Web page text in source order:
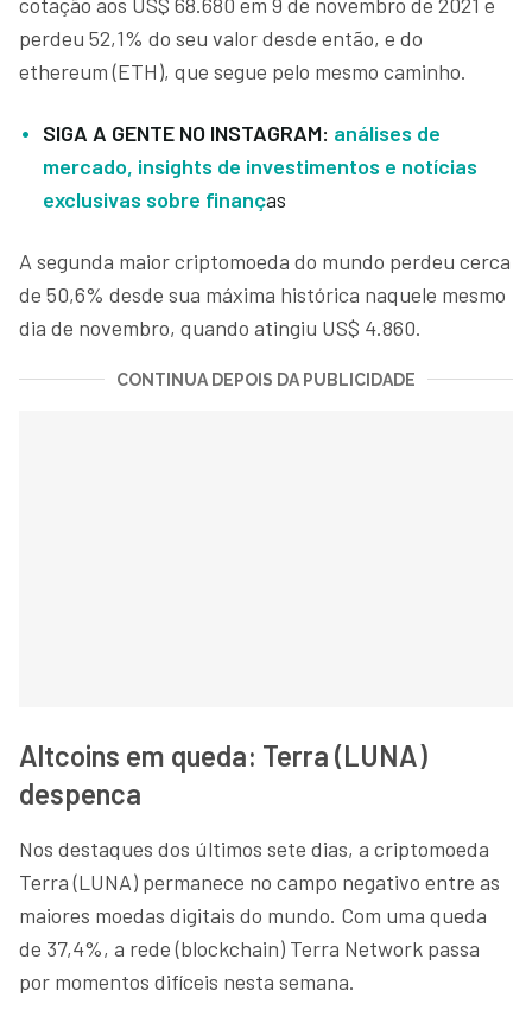
perdeu 52,1% do seu valor desde então, e do
ethereum (ETH), que segue pelo mesmo caminho.
SIGA A GENTE NO INSTAGRAM: análises de
mercado, insights de investimentos e notícias
exclusivas sobre finanças
A segunda maior criptomoeda do mundo perdeu cerca
de 50,6% desde sua máxima histórica naquele mesmo
dia de novembro, quando atingiu US$ 4.860.
CONTINUA DEPOIS DA PUBLICIDADE
Altcoins em queda: Terra (LUNA)
despenca
Nos destaques dos últimos sete dias, a criptomoeda
Terra (LUNA) permanece no campo negativo entre as
maiores moedas digitais do mundo. Com uma queda
de 37,4%, a rede (blockchain) Terra Network passa
por momentos difíceis nesta semana.